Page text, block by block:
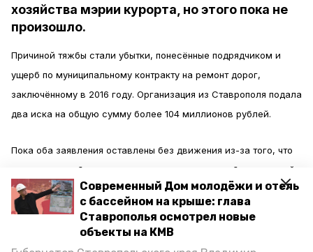
Современный Дом молодёжи и отель
с бассейном на крыше: глава
Ставрополья осмотрел новые
объекты на КМВ
хозяйства мэрии курорта, но этого пока не
произошло.
Причиной тяжбы стали убытки, понесённые подрядчиком и
ущерб по муниципальному контракту на ремонт дорог,
заключённому в 2016 году. Организация из Ставрополя подала
два иска на общую сумму более 104 миллионов рублей.
Пока оба заявления оставлены без движения из-за того, что
инициатор разбирательства не направил копии бумаг второй
стороне. Информационное агентство «Победа26»пишет, что в
администрации Кисловодска подтвердили, что
соответствующие документы не поступали в управлении
городского хозяйства.